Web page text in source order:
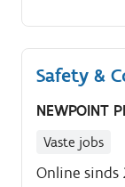
onderneming
Safety &
NEWPOINT
Vaste jobs
Online sinds